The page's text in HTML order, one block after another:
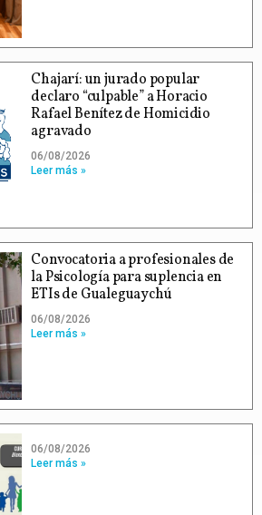
Chajarí: un jurado popular
declaro “culpable” a Horacio
Rafael Benítez de Homicidio
agravado
06/08/2026
Leer más »
Convocatoria a profesionales de
la Psicología para suplencia en
ETIs de Gualeguaychú
06/08/2026
Leer más »
06/08/2026
Leer más »